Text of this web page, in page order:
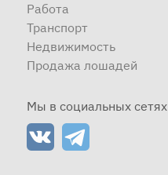
Работа
Транспорт
Недвижимость
Продажа лошадей
Мы в социальных сетях